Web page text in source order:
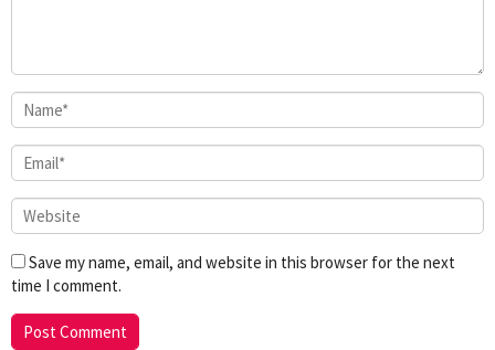
Save my name, email, and website in this browser for the next
time I comment.